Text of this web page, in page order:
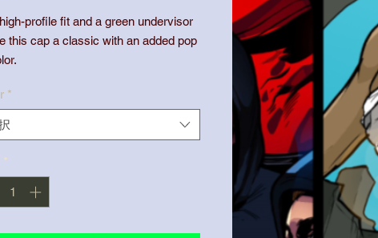
profile fit and a green undervisor
this cap a classic with an added pop
*
*